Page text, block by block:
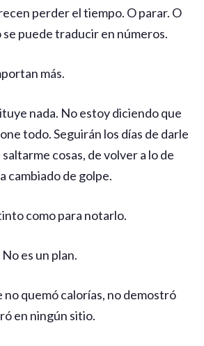
perder el tiempo. O parar. O
se puede traducir en números.
más.
nada. No estoy diciendo que
todo. Seguirán los días de darle
cosas, de volver a lo de
cambiado de golpe.
como para notarlo.
es un plan.
no quemó calorías, no demostró
en ningún sitio.